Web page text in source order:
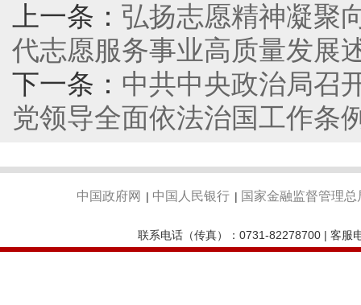
上一条： 弘扬志愿精神凝聚
代志愿服务事业高质量发展
下一条： 中共中央政治局召
党领导全面依法治国工作条
中国政府网 | 中国人民银行 | 国家金融监督管理总
联系电话（传真）：0731-82278700 | 客服